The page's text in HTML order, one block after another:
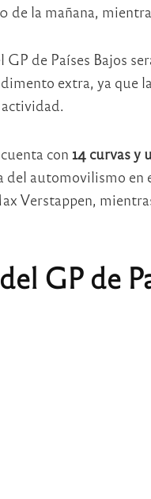
de la mañana,
de Países Bajos
extra, ya que
con 14 curvas y
automovilismo en
Verstappen,
GP de